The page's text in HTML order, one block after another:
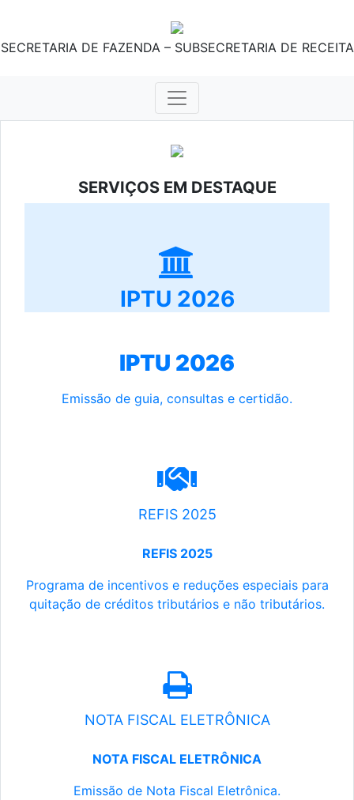
SECRETARIA DE FAZENDA – SUBSECRETARIA DE RECEITA
SERVIÇOS EM DESTAQUE
IPTU 2026
IPTU 2026
Emissão de guia, consultas e certidão.
REFIS 2025
REFIS 2025
Programa de incentivos e reduções especiais para
quitação de créditos tributários e não tributários.
NOTA FISCAL ELETRÔNICA
NOTA FISCAL ELETRÔNICA
Emissão de Nota Fiscal Eletrônica.